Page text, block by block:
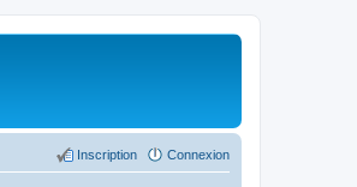
Connexion
Inscription